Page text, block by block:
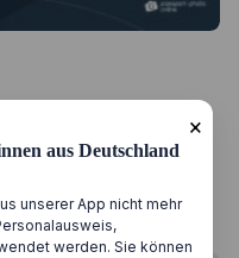
So
×
aus Deutschland
unserer App nicht mehr
werden. Sie können